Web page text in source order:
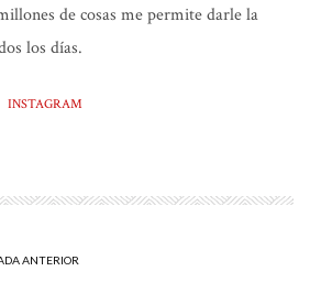
de cosas me permite darle la
los días.
INSTAGRAM
ANTERIOR